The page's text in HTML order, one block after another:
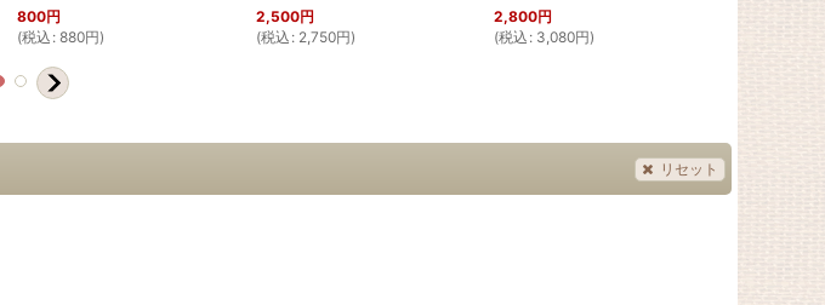
800円
(税込 : 880円)
2,500円
(税込 : 2,750円)
2,800円
(税込 : 3,080円)
リセット